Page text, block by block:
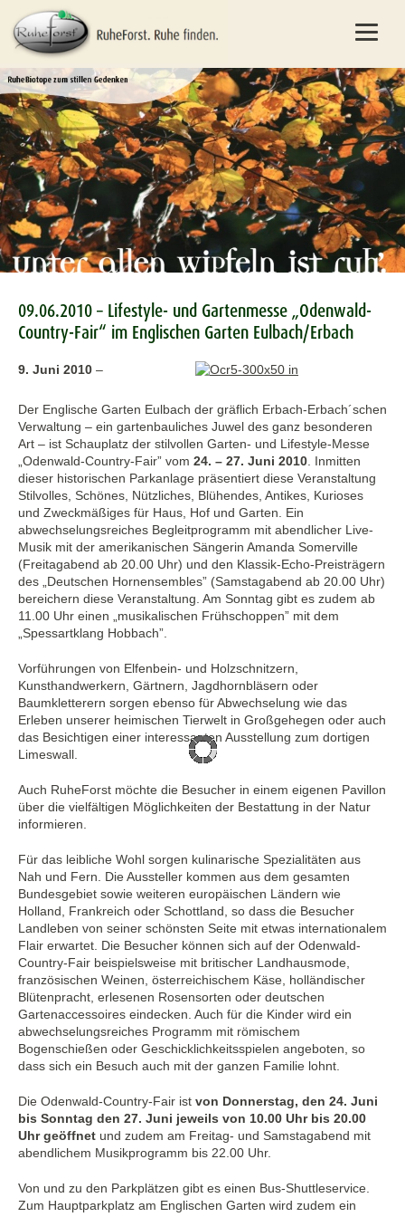
09.06.2010 – Lifestyle- und Gartenmesse „Odenwald-
Country-Fair“ im Englischen Garten Eulbach/Erbach
9. Juni 2010 –
Der Englische Garten Eulbach der gräflich Erbach-Erbach´schen
Verwaltung – ein gartenbauliches Juwel des ganz besonderen
Art – ist Schauplatz der stilvollen Garten- und Lifestyle-Messe
„Odenwald-Country-Fair” vom 24. – 27. Juni 2010. Inmitten
dieser historischen Parkanlage präsentiert diese Veranstaltung
Stilvolles, Schönes, Nützliches, Blühendes, Antikes, Kurioses
und Zweckmäßiges für Haus, Hof und Garten. Ein
abwechselungsreiches Begleitprogramm mit abendlicher Live-
Musik mit der amerikanischen Sängerin Amanda Somerville
(Freitagabend ab 20.00 Uhr) und den Klassik-Echo-Preisträgern
des „Deutschen Hornensembles” (Samstagabend ab 20.00 Uhr)
bereichern diese Veranstaltung. Am Sonntag gibt es zudem ab
11.00 Uhr einen „musikalischen Frühschoppen” mit dem
„Spessartklang Hobbach”.
Vorführungen von Elfenbein- und Holzschnitzern,
Kunsthandwerkern, Gärtnern, Jagdhornbläsern oder
Baumkletterern sorgen ebenso für Abwechselung wie das
Erleben unserer heimischen Tierwelt in Großgehegen oder auch
das Besichtigen einer interessanten Ausstellung zum dortigen
Limeswall.
Auch RuheForst möchte die Besucher in einem eigenen Pavillon
über die vielfältigen Möglichkeiten der Bestattung in der Natur
informieren.
Für das leibliche Wohl sorgen kulinarische Spezialitäten aus
Nah und Fern. Die Aussteller kommen aus dem gesamten
Bundesgebiet sowie weiteren europäischen Ländern wie
Holland, Frankreich oder Schottland, so dass die Besucher
Landleben von seiner schönsten Seite mit etwas internationalem
Flair erwartet. Die Besucher können sich auf der Odenwald-
Country-Fair beispielsweise mit britischer Landhausmode,
französischen Weinen, österreichischem Käse, holländischer
Blütenpracht, erlesenen Rosensorten oder deutschen
Gartenaccessoires eindecken. Auch für die Kinder wird ein
abwechselungsreiches Programm mit römischem
Bogenschießen oder Geschicklichkeitsspielen angeboten, so
dass sich ein Besuch auch mit der ganzen Familie lohnt.
Die Odenwald-Country-Fair ist von Donnerstag, den 24. Juni
bis Sonntag den 27. Juni jeweils von 10.00 Uhr bis 20.00
Uhr geöffnet und zudem am Freitag- und Samstagabend mit
abendlichem Musikprogramm bis 22.00 Uhr.
Von und zu den Parkplätzen gibt es einen Bus-Shuttleservice.
Zum Hauptparkplatz am Englischen Garten wird zudem ein